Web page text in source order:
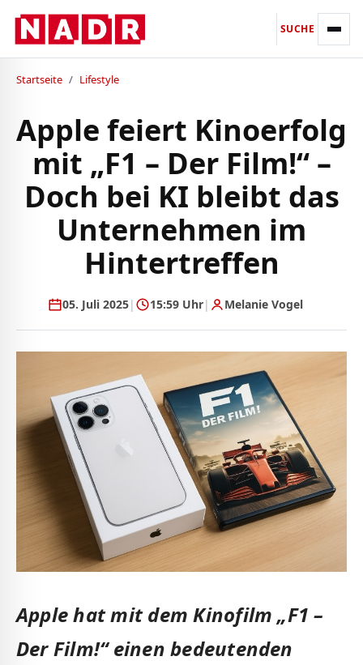
SUCHE
Startseite / Lifestyle
Apple feiert Kinoerfolg
mit „F1 – Der Film!“ –
Doch bei KI bleibt das
Unternehmen im
Hintertreffen
05. Juli 2025| 15:59 Uhr| Melanie Vogel
Apple hat mit dem Kinofilm „F1 –
Der Film!“ einen bedeutenden